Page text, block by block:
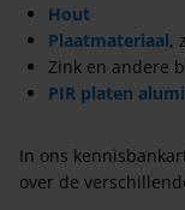
Hout
Plaatmateriaal,
Zink en andere
PIR platen
In ons
over de